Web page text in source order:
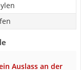
Auslass an der